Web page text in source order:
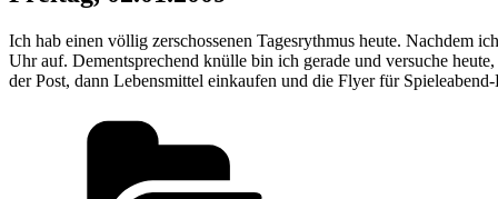
Ich hab einen völlig zerschossenen Tagesrythmus heute. Nachdem
Uhr auf. Dementsprechend knülle bin ich gerade und versuche
der Post, dann Lebensmittel einkaufen und die Flyer für